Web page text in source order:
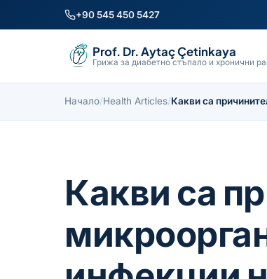
+90 545 450 5427
Prof. Dr. Aytaç Çetinkaya
Грижа за диабетно стъпало и хронични
Начало/Health Articles/Какви са
Какви са